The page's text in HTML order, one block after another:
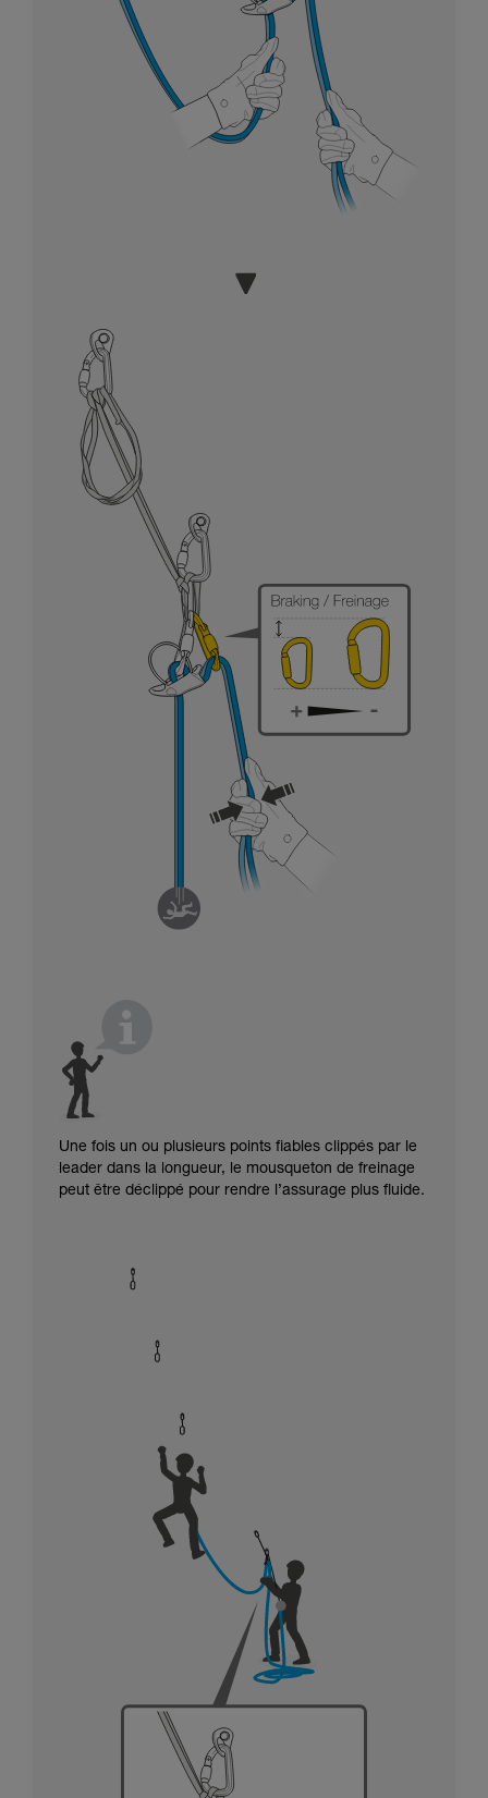
Une fois un ou plusieurs points fiables clippés par le
leader dans la longueur, le mousqueton de freinage
peut être déclippé pour rendre l’assurage plus fluide.